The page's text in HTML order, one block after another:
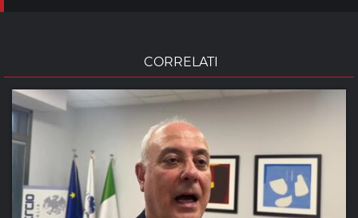
CORRELATI